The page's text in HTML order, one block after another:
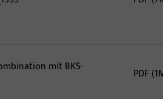
mit BKS-
PDF